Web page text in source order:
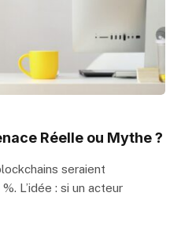
Réelle ou Mythe ?
seraient
L’idée : si un acteur